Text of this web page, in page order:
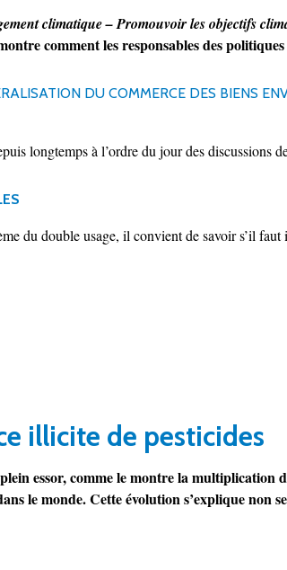
climatique – Promouvoir les objectifs
comment les responsables des
DU COMMERCE DES BIENS
longtemps à l’ordre du jour des discussions
du double usage, il convient de savoir s’il
illicite de pesticides
essor, comme le montre la multiplication
le monde. Cette évolution s’explique non